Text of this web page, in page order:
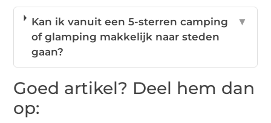
Kan ik vanuit een 5-sterren camping
of glamping makkelijk naar steden
gaan?
▼
Goed artikel? Deel hem dan
op: